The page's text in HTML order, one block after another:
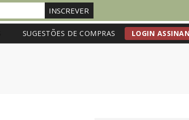
SUGESTÕES DE COMPRAS LOGIN